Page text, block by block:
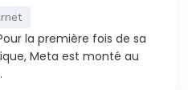
la première fois de sa
Meta est monté au